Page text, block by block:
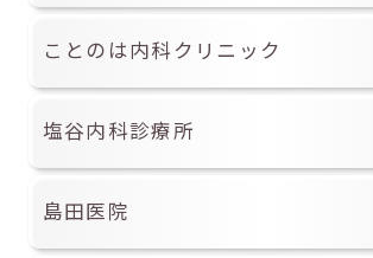
ことのは内科クリニック
塩谷内科診療所
島田医院